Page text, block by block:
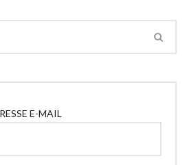
E-MAIL